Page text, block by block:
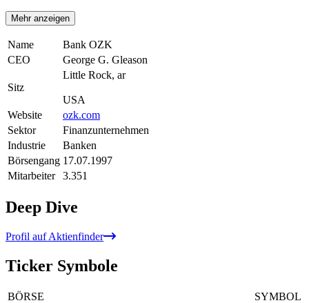
Mehr anzeigen
Name
Bank OZK
CEO
George G. Gleason
Sitz
Little Rock, ar
USA
Website
ozk.com
Sektor
Finanzunternehmen
Industrie
Banken
Börsengang 17.07.1997
Mitarbeiter
3.351
Deep Dive
Profil auf Aktienfinder
Ticker Symbole
BÖRSE SYMBOL